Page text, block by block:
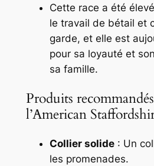
Cette race a été
le travail de bétail et
garde, et elle est
pour sa loyauté et
sa famille.
Produits
l’American
Collier solide: Un
les promenades.